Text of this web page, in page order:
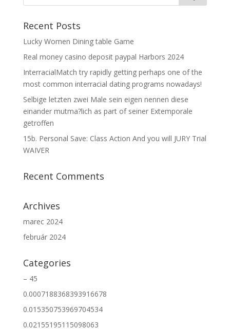
Recent Posts
Lucky Women Dining table Game
Real money casino deposit paypal Harbors 2024
InterracialMatch try rapidly getting perhaps one of the
most common interracial dating programs nowadays!
Selbige letzten zwei Male sein eigen nennen diese
einander mutma?lich as part of seiner Extemporale
getroffen
15b. Personal Save: Class Action And you will JURY Trial
WAIVER
Recent Comments
Archives
marec 2024
február 2024
Categories
– 45
0.0007188368393916678
0.015350753969704534
0.02155195115098063